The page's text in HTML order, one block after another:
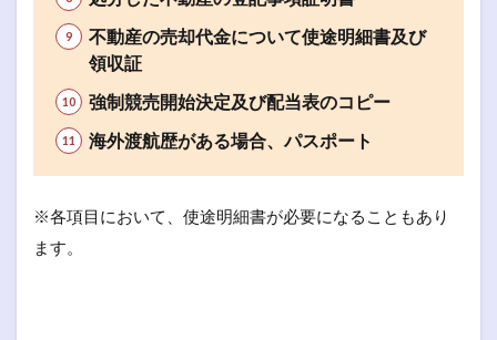
不動産の売却代金について使途明細書及び
領収証
強制競売開始決定及び配当表のコピー
海外渡航歴がある場合、パスポート
※各項目において、使途明細書が必要になることもあり
ます。